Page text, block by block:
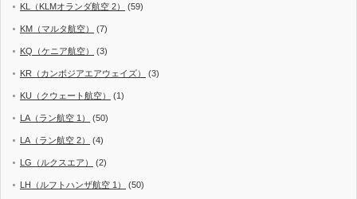
KL（KLMオランダ航空 2） (59)
KM（マルタ航空） (7)
KQ（ケニア航空） (3)
KR（カンボジアエアウェイズ） (3)
KU（クウェート航空） (1)
LA（ラン航空 1） (50)
LA（ラン航空 2） (4)
LG（ルクスエア） (2)
LH（ルフトハンザ航空 1） (50)